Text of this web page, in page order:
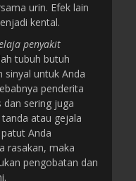
urin. Efek lain
kental.
penyakit
tubuh butuh
sinyal untuk Anda
penderita
dan sering juga
atau gejala
Anda
rasakan, maka
pengobatan dan